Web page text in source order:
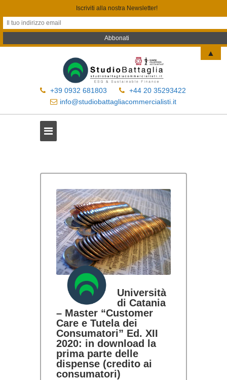
+39 0932 681803
+44 20 35293422
info@studiobattagliacommercialisti.it
Università
di Catania
– Master “Customer
Care e Tutela dei
Consumatori” Ed. XII
2020: in download la
prima parte delle
dispense (credito ai
consumatori)
Iscriviti alla nostra Newsletter!
▲